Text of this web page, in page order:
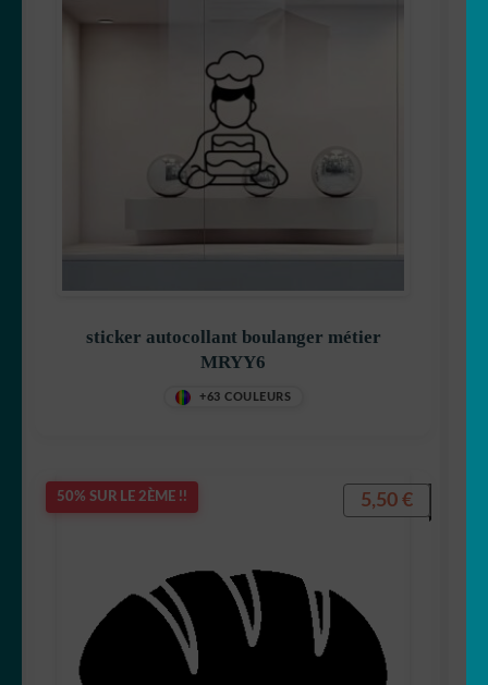
sticker autocollant boulanger métier
MRYY6
+63 COULEURS
50% SUR LE 2ÈME !! 5,50 €